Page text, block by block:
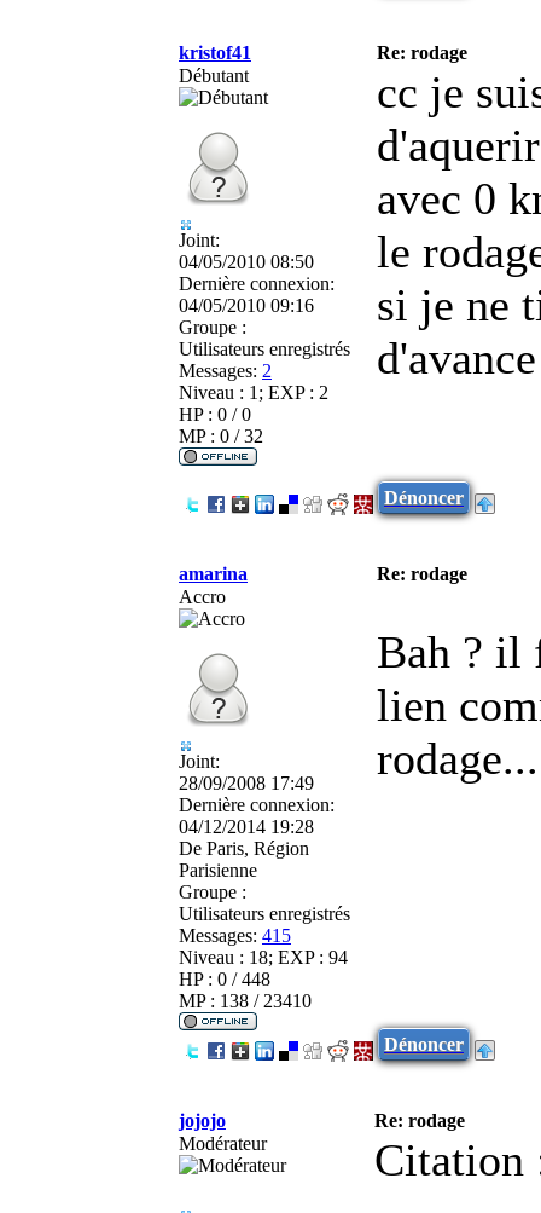
kristof41
Re: rodage
Débutant
Joint:
04/05/2010 08:50
Dernière connexion:
04/05/2010 09:16
Groupe :
Utilisateurs enregistrés
Messages: 2
Niveau : 1; EXP : 2
HP : 0 / 0
MP : 0 / 32
cc je
avec 0
le
si je ne
Dénoncer
amarina
Re: rodage
Accro
Joint:
28/09/2008 17:49
Dernière connexion:
04/12/2014 19:28
De Paris, Région
Parisienne
Groupe :
Utilisateurs enregistrés
Messages: 415
Niveau : 18; EXP : 94
HP : 0 / 448
MP : 138 / 23410
Bah ? il
lien
rodage...
Dénoncer
jojojo
Re: rodage
Modérateur
Citation